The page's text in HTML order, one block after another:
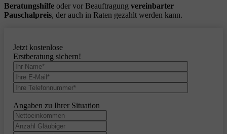
Beratungshilfe oder vor Beauftragung vereinbarter
Pauschalpreis, der auch in Raten gezahlt werden kann.
Jetzt kostenlose
Erstberatung sichern!
Angaben zu Ihrer Situation